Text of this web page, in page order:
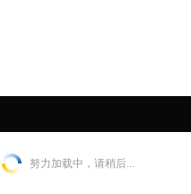
努力加载中，请稍后...